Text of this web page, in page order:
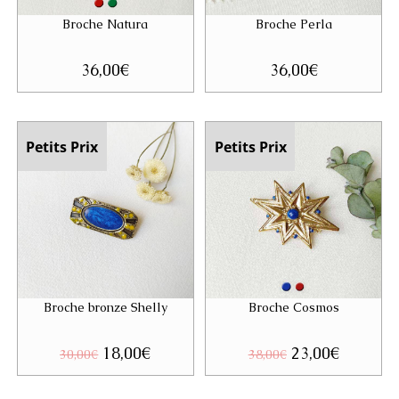
Broche Natura
36,00€
Broche Perla
36,00€
Petits Prix
Broche bronze Shelly
30,00€ Le
prix
initial
18,00€Le
actuel
Petits Prix
Broche Cosmos
38,00€ Le
prix
initial
23,00€Le
prix
actuel